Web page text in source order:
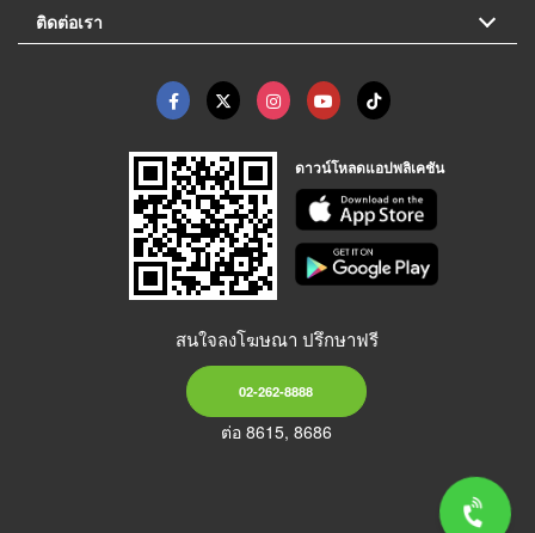
ติดต่อเรา
ดาวน์โหลดแอปพลิเคชัน
สนใจลงโฆษณา ปรึกษาฟรี
02-262-8888
ต่อ 8615, 8686